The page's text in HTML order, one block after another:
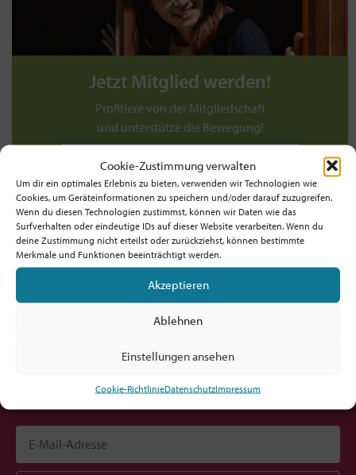
Cookie-Zustimmung verwalten
Um dir ein optimales Erlebnis zu bieten, verwenden wir Technologien wie
Cookies, um Geräteinformationen zu speichern und/oder darauf zuzugreifen.
Wenn du diesen Technologien zustimmst, können wir Daten wie das
Surfverhalten oder eindeutige IDs auf dieser Website verarbeiten. Wenn du
deine Zustimmung nicht erteilst oder zurückziehst, können bestimmte
Merkmale und Funktionen beeinträchtigt werden.
Akzeptieren
Ablehnen
Einstellungen ansehen
Cookie-RichtlinieDatenschutzImpressum
Jetzt Mitglied werden!
Profitiere von der Mitgliedschaft
und unterstütze die Bewegung!
Werde jetzt Mitglied ab 5€/Monat!
TIPP: Prüfe, ob dein Arbeitgeber! / deine
Dienststelle die Mitgliedschaft zahlt!
Möchtest du am Ball bleiben?
Hol dir den fx-Newsletter mit
Inspirationen, Events,
Jobs und allem rund um Kircheninnovation!